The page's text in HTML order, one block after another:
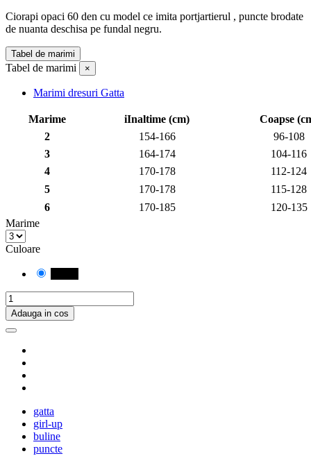
Ciorapi opaci 60 den cu model ce imita portjartierul , puncte brodate
de nuanta deschisa pe fundal negru.
Tabel de marimi
Tabel de marimi ×
Marimi dresuri Gatta
Marime iInaltime (cm)
Coapse
2
154-166
96-108
3
164-174
104-116
4
170-178
112-124
5
170-178
115-128
6
170-185
120-135
Marime
Culoare
Adauga in cos
gatta
girl-up
buline
puncte